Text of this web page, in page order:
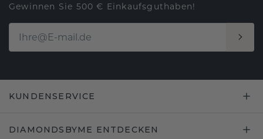
Gewinnen Sie 500 € Einkaufsguthaben!
KUNDENSERVICE
DIAMONDSBYME ENTDECKEN